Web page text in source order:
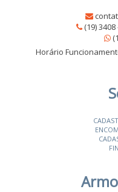
(19)
Horário